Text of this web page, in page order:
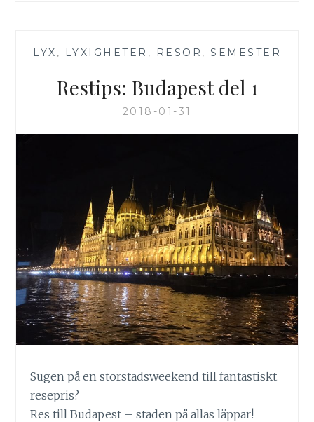
— LYX , LYXIGHETER , RESOR , SEMESTER —
Restips: Budapest del 1
2018-01-31
Sugen på en storstadsweekend till fantastiskt
resepris?
Res till Budapest – staden på allas läppar!